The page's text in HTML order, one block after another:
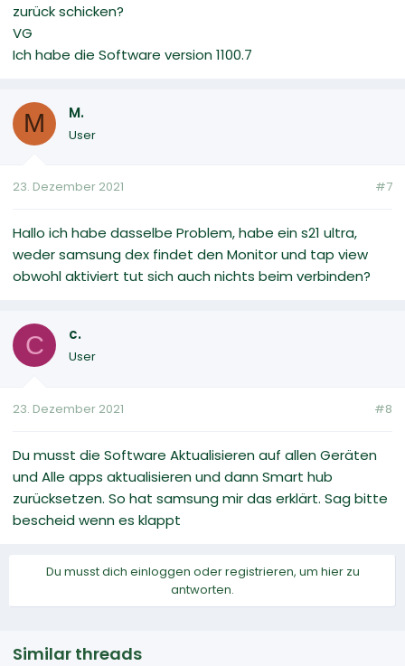
zurück schicken?
VG
Ich habe die Software version 1100.7
M M.
User
23. Dezember 2021 #7
Hallo ich habe dasselbe Problem, habe ein s21 ultra,
weder samsung dex findet den Monitor und tap view
obwohl aktiviert tut sich auch nichts beim verbinden?
C c.
User
23. Dezember 2021 #8
Du musst die Software Aktualisieren auf allen Geräten
und Alle apps aktualisieren und dann Smart hub
zurücksetzen. So hat samsung mir das erklärt. Sag bitte
bescheid wenn es klappt
Du musst dich einloggen oder registrieren, um hier zu
antworten.
Similar threads